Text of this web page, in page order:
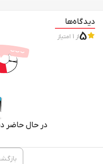
دیدگاه‌ها
5از 1 امتیاز
در حال حاضر